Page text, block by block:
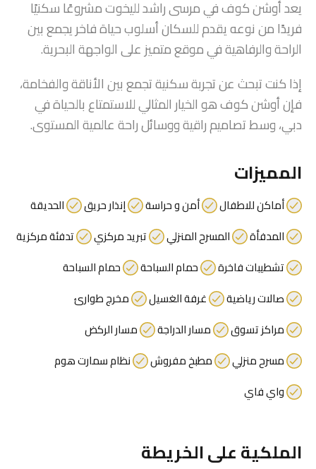
يعد أوشن كوف في مرسى راشد لليخوت مشروعًا سكنيًا
فريدًا من نوعه يقدم للسكان أسلوب حياة فاخر يجمع بين
الراحة والرفاهية في موقع متميز على الواجهة البحرية.
إذا كنت تبحث عن تجربة سكنية تجمع بين الأناقة والفخامة،
فإن أوشن كوف هو الخيار المثالي للاستمتاع بالحياة في
دبي، وسط تصاميم راقية ووسائل راحة عالمية المستوى.
المميزات
أماكن للاطفال أمن و حراسة إنذار حريق
الحديقة
المدفأة
المسرح المنزلي تبريد مركزي
تدفئة مركزية
تشطيبات فاخرة
حمام السباحة
حمام السباحة
صالات رياضية
غرفة الغسيل
مخرج طوارئ
مراكز تسوق
مسار الدراجة
مسار الركض
مسرح منزلي
مطبخ مفروش
نظام سمارت هوم
واي فاي
الملكية على الخريطة